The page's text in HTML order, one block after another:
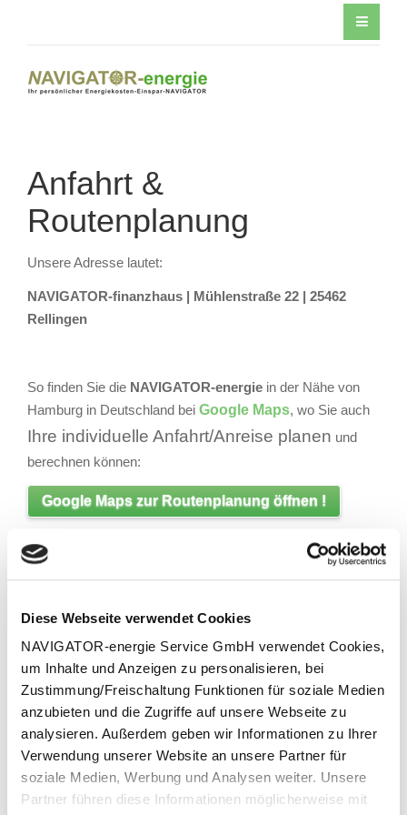
Diese Webseite verwendet Cookies
NAVIGATOR-energie Service GmbH verwendet Cookies,
um Inhalte und Anzeigen zu personalisieren, bei
Zustimmung/Freischaltung Funktionen für soziale Medien
anzubieten und die Zugriffe auf unsere Webseite zu
analysieren. Außerdem geben wir Informationen zu Ihrer
Verwendung unserer Website an unsere Partner für
soziale Medien, Werbung und Analysen weiter. Unsere
Partner führen diese Informationen möglicherweise mit
Anfahrt &
Routenplanung
Unsere Adresse lautet:
NAVIGATOR-finanzhaus | Mühlenstraße 22 | 25462
Rellingen
So finden Sie die NAVIGATOR-energie in der Nähe von
Hamburg in Deutschland bei Google Maps, wo Sie auch
Ihre individuelle Anfahrt/Anreise planen und
berechnen können:
Google Maps zur Routenplanung öffnen !
Anfahrt Route